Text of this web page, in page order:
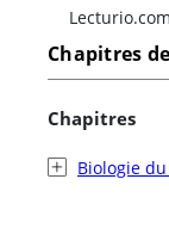
Lecturio.com
Chapitres
Chapitres
Biologie